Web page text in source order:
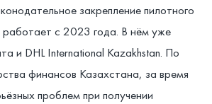
закрепление пилотного
работает с 2023 года. В нём уже
и DHL International Kazakhstan. По
финансов Казахстана, за время
проблем при получении